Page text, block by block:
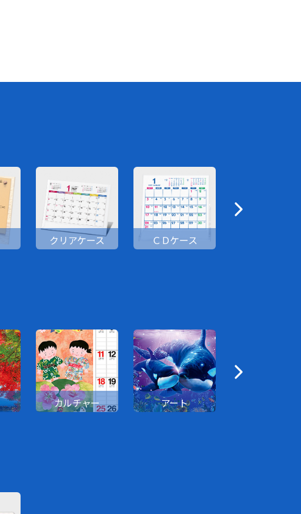
クリアケース ＣＤケース
カルチャー アート